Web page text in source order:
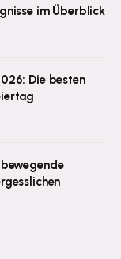
im Überblick
Die besten